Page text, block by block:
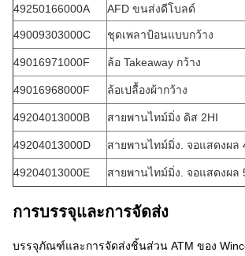
49250166000A AFD ขนส่งดีโบลด์
49009303000C ชุดเพลาป้อนแบบกว้าง
49016971000F ล้อ Takeaway กว้าง
49016968000F ล้อเปลื้องผ้ากว้าง
49204013000B สายพานไทม์มิ่ง ดิส 2HI
49204013000D สายพานไทม์มิ่ง. จอแสดงผล
49204013000E สายพานไทม์มิ่ง. จอแสดงผล
การบรรจุและการจัดส่ง
บรรจุภัณฑ์และการจัดส่งชิ้นส่วน ATM ของ